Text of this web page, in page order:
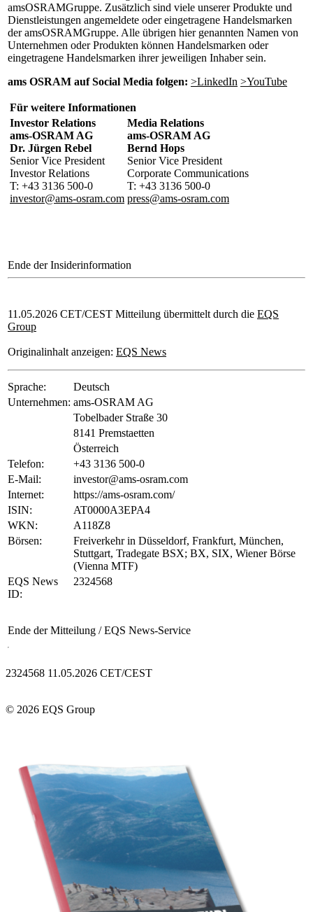
amsOSRAMGruppe. Zusätzlich sind viele unserer Produkte und
Dienstleistungen angemeldete oder eingetragene Handelsmarken
der amsOSRAMGruppe. Alle übrigen hier genannten Namen von
Unternehmen oder Produkten können Handelsmarken oder
eingetragene Handelsmarken ihrer jeweiligen Inhaber sein.
ams OSRAM auf Social Media folgen: >LinkedIn >YouTube
Für weitere Informationen
Investor Relations
ams-OSRAM AG
Dr. Jürgen Rebel
Senior Vice President
Investor Relations
T: +43 3136 500-0
investor@ams-osram.com
Media Relations
ams-OSRAM AG
Bernd Hops
Senior Vice President
Corporate Communications
T: +43 3136 500-0
press@ams-osram.com
Ende der Insiderinformation
11.05.2026 CET/CEST Mitteilung übermittelt durch die EQS
Group
Originalinhalt anzeigen: EQS News
Sprache:
Deutsch
Unternehmen: ams-OSRAM AG
Tobelbader Straße 30
8141 Premstaetten
Österreich
Telefon:
+43 3136 500-0
E-Mail:
investor@ams-osram.com
Internet:
https://ams-osram.com/
ISIN:
AT0000A3EPA4
WKN:
A118Z8
Börsen:
Freiverkehr in Düsseldorf, Frankfurt, München,
Stuttgart, Tradegate BSX; BX, SIX, Wiener Börse
(Vienna MTF)
EQS News
ID:
2324568
Ende der Mitteilung / EQS News-Service
2324568 11.05.2026 CET/CEST
© 2026 EQS Group